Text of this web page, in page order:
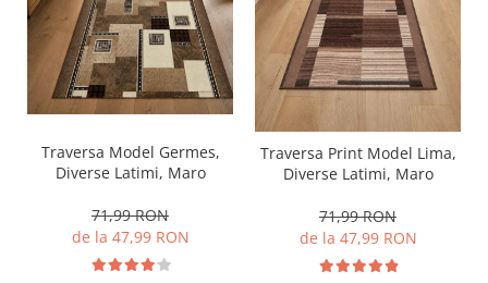
Traversa Model Germes,
Diverse Latimi, Maro
71,99 RON
de la 47,99 RON
Traversa Print Model Lima,
Diverse Latimi, Maro
71,99 RON
de la 47,99 RON